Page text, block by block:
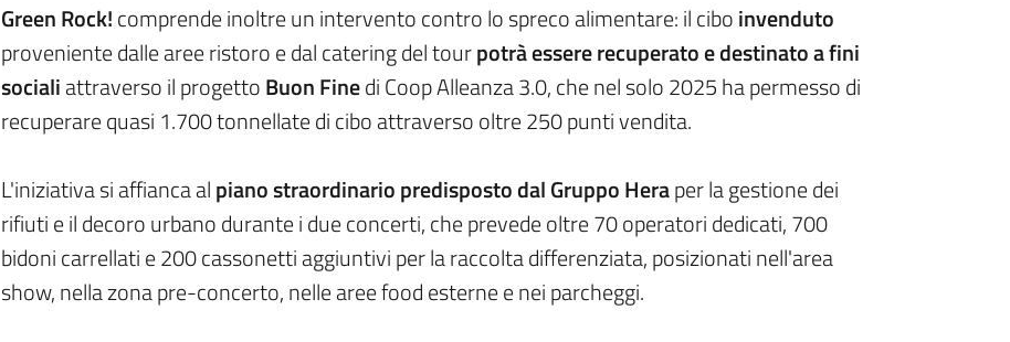
Green Rock!comprende inoltre un intervento contro lo spreco alimentare: il ciboinvenduto
proveniente dalle aree ristoro e dal catering del tourpotrà essere recuperato e destinato a fini
socialiattraverso il progettoBuon Finedi Coop Alleanza 3.0, che nel solo 2025 ha permesso di
recuperare quasi 1.700 tonnellate di cibo attraverso oltre 250 punti vendita.
L'iniziativa si affianca alpiano straordinario predisposto dal Gruppo Heraper la gestione dei
rifiuti e il decoro urbano durante i due concerti, che prevede oltre 70 operatori dedicati, 700
bidoni carrellati e 200 cassonetti aggiuntivi per la raccolta differenziata, posizionati nell'area
show, nella zona pre-concerto, nelle aree food esterne e nei parcheggi.